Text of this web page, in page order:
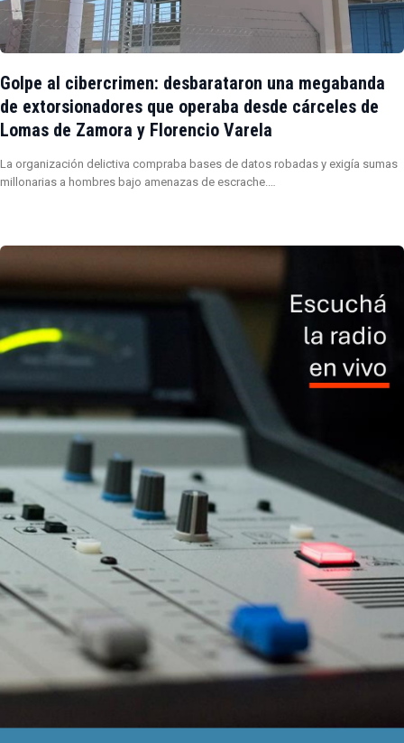
Golpe al cibercrimen: desbarataron una megabanda
de extorsionadores que operaba desde cárceles de
Lomas de Zamora y Florencio Varela
La organización delictiva compraba bases de datos robadas y exigía sumas
millonarias a hombres bajo amenazas de escrache.…